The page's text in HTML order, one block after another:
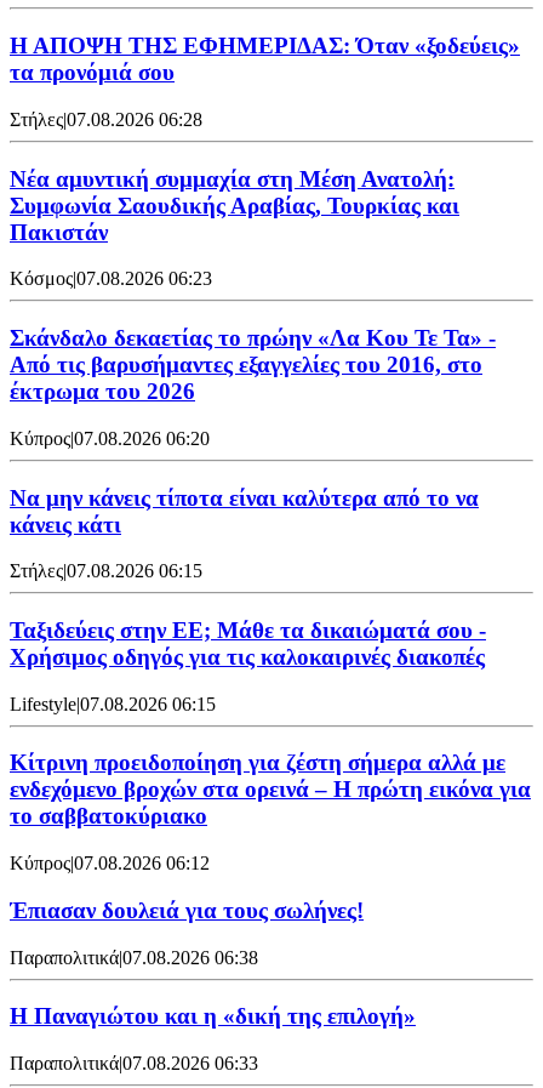
Η ΑΠΟΨΗ ΤΗΣ ΕΦΗΜΕΡΙΔΑΣ: Όταν «ξοδεύεις»
τα προνόμιά σου
Στήλες|07.08.2026 06:28
Νέα αμυντική συμμαχία στη Μέση Ανατολή:
Συμφωνία Σαουδικής Αραβίας, Τουρκίας και
Πακιστάν
Κόσμος|07.08.2026 06:23
Σκάνδαλο δεκαετίας το πρώην «Λα Κου Τε Τα» -
Από τις βαρυσήμαντες εξαγγελίες του 2016, στο
έκτρωμα του 2026
Κύπρος|07.08.2026 06:20
Να μην κάνεις τίποτα είναι καλύτερα από το να
κάνεις κάτι
Στήλες|07.08.2026 06:15
Ταξιδεύεις στην ΕΕ; Μάθε τα δικαιώματά σου -
Χρήσιμος οδηγός για τις καλοκαιρινές διακοπές
Lifestyle|07.08.2026 06:15
Κίτρινη προειδοποίηση για ζέστη σήμερα αλλά με
ενδεχόμενο βροχών στα ορεινά – Η πρώτη εικόνα για
το σαββατοκύριακο
Κύπρος|07.08.2026 06:12
Έπιασαν δουλειά για τους σωλήνες!
Παραπολιτικά|07.08.2026 06:38
Η Παναγιώτου και η «δική της επιλογή»
Παραπολιτικά|07.08.2026 06:33